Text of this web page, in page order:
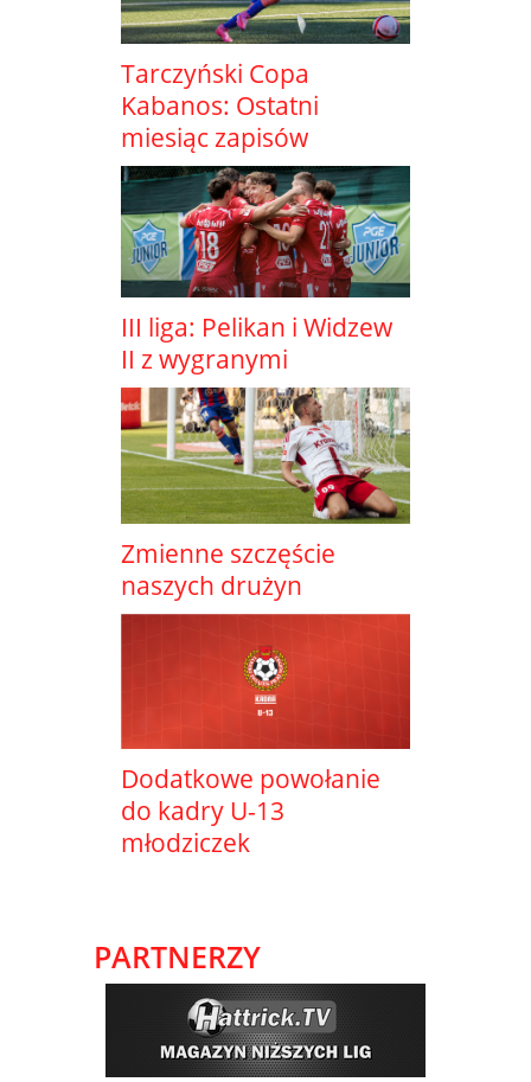
Tarczyński Copa
Kabanos: Ostatni
miesiąc zapisów
III liga: Pelikan i Widzew
II z wygranymi
Zmienne szczęście
naszych drużyn
Dodatkowe powołanie
do kadry U-13
młodziczek
PARTNERZY